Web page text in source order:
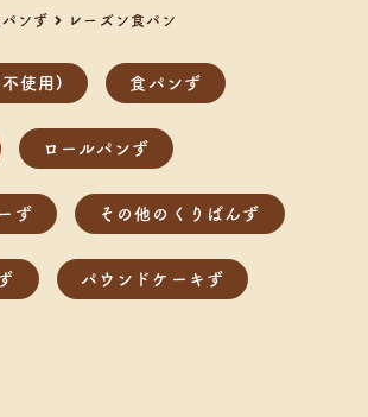
パンず レーズン食パン
使用) 食パンず
ロールパンず
ず その他のくりぱんず
パウンドケーキず